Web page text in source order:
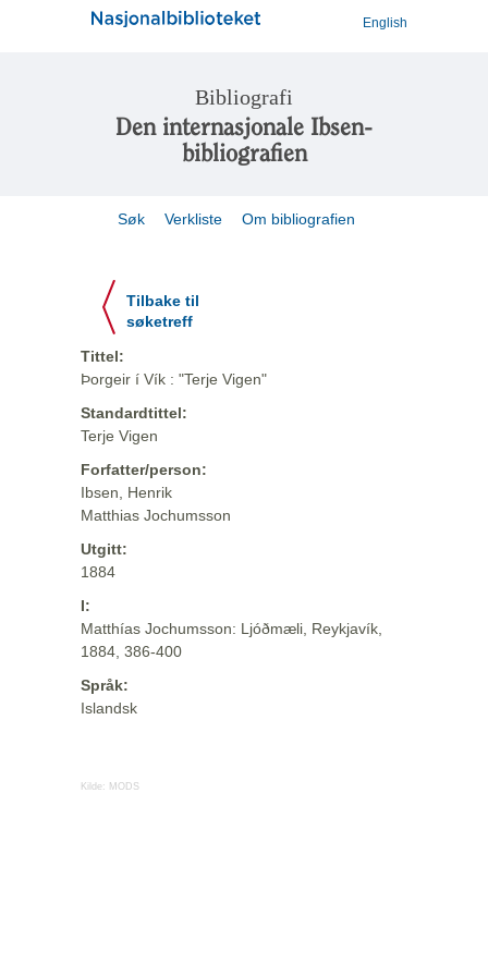
English
Bibliografi
Den internasjonale Ibsen-
bibliografien
Søk Verkliste Om bibliografien
Tilbake til
søketreff
Tittel:
Þorgeir í Vík : "Terje Vigen"
Standardtittel:
Terje Vigen
Forfatter/person:
Ibsen, Henrik
Matthias Jochumsson
Utgitt:
1884
I:
Matthías Jochumsson: Ljóðmæli, Reykjavík,
1884, 386-400
Språk:
Islandsk
Kilde: MODS